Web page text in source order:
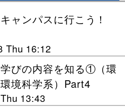
ャンパスに行こう！
Thu 16:12
びの内容を知る①（環
境科学系）Part4
13:43